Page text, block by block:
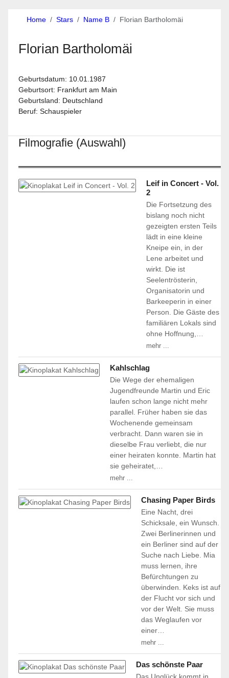
Home Stars Name B Florian Bartholomäi
Florian Bartholomäi
Geburtsdatum: 10.01.1987
Geburtsort: Frankfurt am Main
Geburtsland: Deutschland
Beruf: Schauspieler
Filmografie (Auswahl)
Leif in Concert - Vol.
2
Die Fortsetzung des
bislang noch nicht
gezeigten ersten Teils
lädt in eine kleine
Kneipe ein, in der
Lene arbeitet und
wirkt. Die ist
Seelentrösterin,
Organisatorin und
Barkeeperin in einer
Person. Die Gäste des
familiären Lokals sind
ohne Hoffnung,…
mehr ...
Kahlschlag
Die Wege der ehemaligen
Jugendfreunde Martin und Eric
laufen schon lange nicht mehr
parallel. Früher haben sie das
Wochenende gemeinsam
verbracht. Dann waren sie in
dieselbe Frau verliebt, die nur
einer heiraten konnte. Martin hat
sie geheiratet,…
mehr ...
Chasing Paper Birds
Eine Nacht, drei
Schicksale, ein Wunsch.
Zwei Berlinerinnen und
ein Berliner sind auf der
Suche nach Liebe. Mia
muss lernen, ihre
Befürchtungen zu
überwinden. Keks ist auf
der Flucht vor sich und
vor der Welt. Sie muss
das Weglaufen vor
einer…
mehr ...
Das schönste Paar